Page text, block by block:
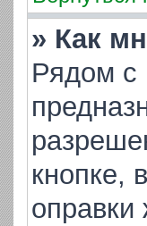
» Как
Рядом с
кнопке,